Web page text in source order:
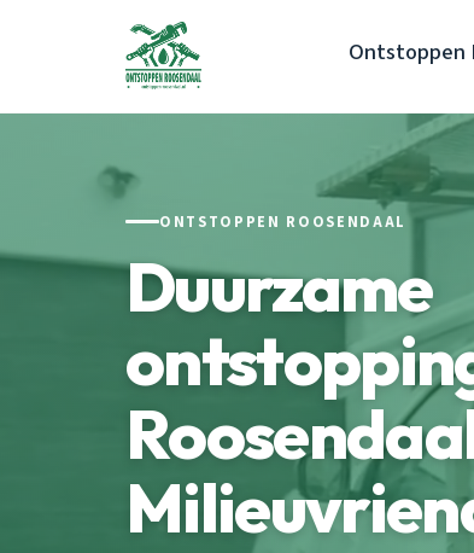
Ontstoppen
ONTSTOPPEN ROOSENDAAL
Duurzame